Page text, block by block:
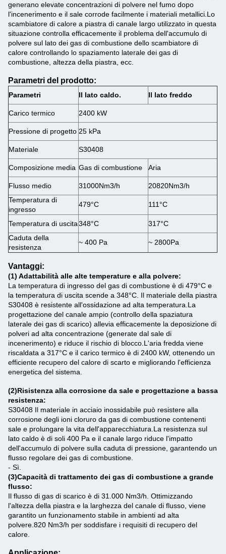
generano elevate concentrazioni di polvere nel fumo dopo
l'incenerimento e il sale corrode facilmente i materiali metallici.Lo
scambiatore di calore a piastra di canale largo utilizzato in questa
situazione controlla efficacemente il problema dell'accumulo di
polvere sul lato dei gas di combustione dello scambiatore di
calore controllando lo spaziamento laterale dei gas di
combustione, altezza della piastra, ecc.
Parametri del prodotto:
Parametri Il lato caldo. Il lato freddo
Carico termico 2400 kW
Pressione di progetto 25 kPa
Materiale S30408
Composizione media Gas di combustione Aria
Flusso medio 31000Nm3/h
20820Nm3/h
Temperatura di
ingresso
479°C 111°C
Temperatura di uscita348°C
317°C
Caduta della
resistenza
~ 400 Pa ~ 2800Pa
Vantaggi:
(1) Adattabilità alle alte temperature e alla polvere:
La temperatura di ingresso del gas di combustione è di 479°C e
la temperatura di uscita scende a 348°C. Il materiale della piastra
S30408 è resistente all'ossidazione ad alta temperatura.La
progettazione del canale ampio (controllo della spaziatura
laterale dei gas di scarico) allevia efficacemente la deposizione di
polveri ad alta concentrazione (generate dal sale di
incenerimento) e riduce il rischio di blocco. L'aria fredda viene
riscaldata a 317°C e il carico termico è di 2400 kW, ottenendo un
efficiente recupero del calore di scarto e migliorando l'efficienza
energetica del sistema.
(2)Risistenza alla corrosione da sale e progettazione a bassa
resistenza:
S30408 Il materiale in acciaio inossidabile può resistere alla
corrosione degli ioni cloruro da gas di combustione contenenti
sale e prolungare la vita dell'apparecchiatura. La resistenza sul
lato caldo è di soli 400 Pa e il canale largo riduce l'impatto
dell'accumulo di polvere sulla caduta di pressione, garantendo un
flusso regolare dei gas di combustione.
- Sì.
(3)Capacità di trattamento dei gas di combustione a grande
flusso:
Il flusso di gas di scarico è di 31.000 Nm3/h. Ottimizzando
l'altezza della piastra e la larghezza del canale di flusso, viene
garantito un funzionamento stabile in ambienti ad alta
polvere.820 Nm3/h per soddisfare i requisiti di recupero del
calore.